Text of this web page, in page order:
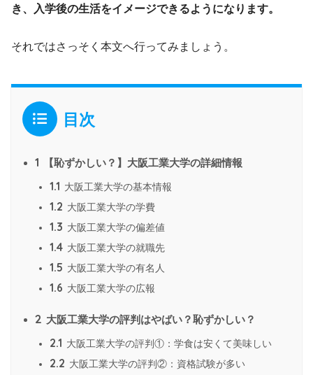
き、入学後の生活をイメージできるようになります。
それではさっそく本文へ行ってみましょう。
目次
1 【恥ずかしい？】大阪工業大学の詳細情報
1.1 大阪工業大学の基本情報
1.2 大阪工業大学の学費
1.3 大阪工業大学の偏差値
1.4 大阪工業大学の就職先
1.5 大阪工業大学の有名人
1.6 大阪工業大学の広報
2 大阪工業大学の評判はやばい？恥ずかしい？
2.1 大阪工業大学の評判①：学食は安くて美味しい
2.2 大阪工業大学の評判②：資格試験が多い